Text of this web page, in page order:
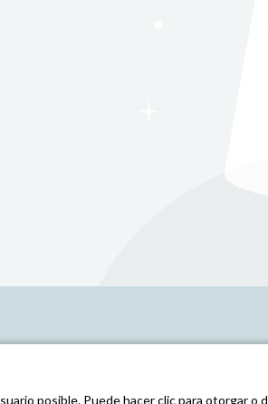
posible. Puede hacer clic para otorgar o